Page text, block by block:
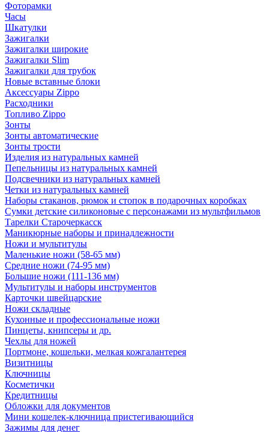
Фоторамки
Часы
Шкатулки
Зажигалки
Зажигалки широкие
Зажигалки Slim
Зажигалки для трубок
Новые вставные блоки
Аксессуары Zippo
Расходники
Топливо Zippo
Зонты
Зонты автоматические
Зонты трости
Изделия из натуральных камней
Пепельницы из натуральных камней
Подсвечники из натуральных камней
Четки из натуральных камней
Наборы стаканов, рюмок и стопок в подарочных коробках
Сумки детские силиконовые с персонажами из мультфильмов
Тарелки Старочеркасск
Маникюрные наборы и принадлежности
Ножи и мультитулы
Маленькие ножи (58-65 мм)
Средние ножи (74-95 мм)
Большие ножи (111-136 мм)
Мультитулы и наборы инструментов
Карточки швейцарские
Ножи складные
Кухонные и профессиональные ножи
Пинцеты, книпсеры и др.
Чехлы для ножей
Портмоне, кошельки, мелкая кожгалантерея
Визитницы
Ключницы
Косметички
Кредитницы
Обложки для документов
Мини кошелек-ключница пристегивающийся
Зажимы для денег